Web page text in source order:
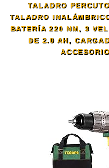
TALADRO
TALADRO
BATERÍA 220 NM, 3
DE 2.0 AH,